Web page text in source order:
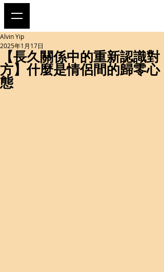
【長久關係中的重新認識對
方】什麼是情侶間的歸零心
態
Alvin Yip
2025年1月17日